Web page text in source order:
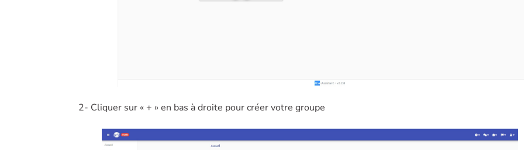
2- Cliquer sur « + » en bas à droite pour créer votre groupe